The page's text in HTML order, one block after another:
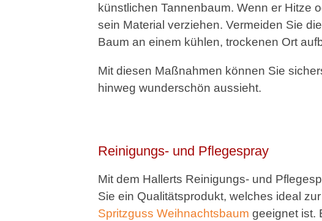
künstlichen Tannenbaum. Wenn er Hitze
sein Material verziehen. Vermeiden Sie
Baum an einem kühlen, trockenen Ort
Mit diesen Maßnahmen können Sie
hinweg wunderschön aussieht.
Reinigungs- und Pflegespray
Mit dem Hallerts Reinigungs- und
Sie ein Qualitätsprodukt, welches ideal
Spritzguss Weihnachtsbaum geeignet ist.